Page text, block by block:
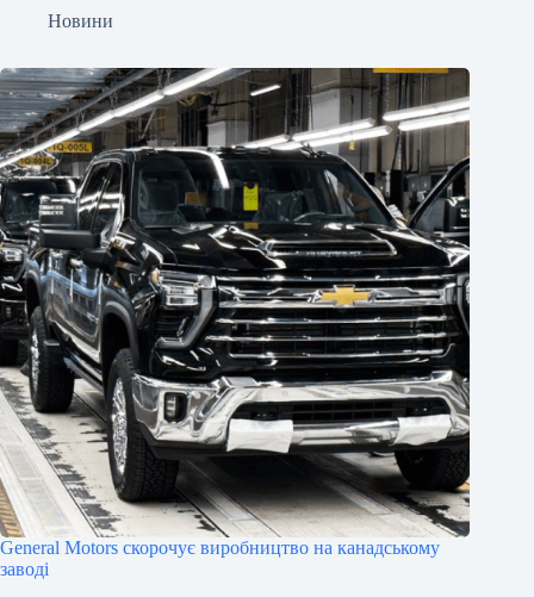
Новини
General Motors скорочує виробництво на канадському
заводі